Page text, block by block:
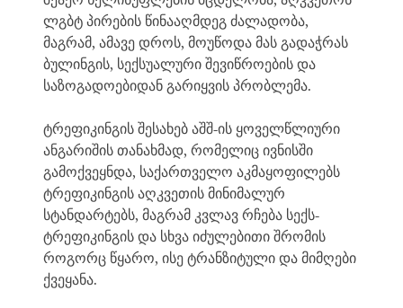
ლგბტ პირების წინააღმდეგ ძალადობა,
მაგრამ, ამავე დროს, მოუწოდა მას გადაჭრას
ბულინგის, სექსუალური შევიწროების და
საზოგადოებიდან გარიყვის პრობლემა.
ტრეფიკინგის შესახებ აშშ-ის ყოველწლიური
ანგარიშის თანახმად, რომელიც ივნისში
გამოქვეყნდა, საქართველო აკმაყოფილებს
ტრეფიკინგის აღკვეთის მინიმალურ
სტანდარტებს, მაგრამ კვლავ რჩება სექს-
ტრეფიკინგის და სხვა იძულებითი შრომის
როგორც წყარო, ისე ტრანზიტული და მიმღები
ქვეყანა.